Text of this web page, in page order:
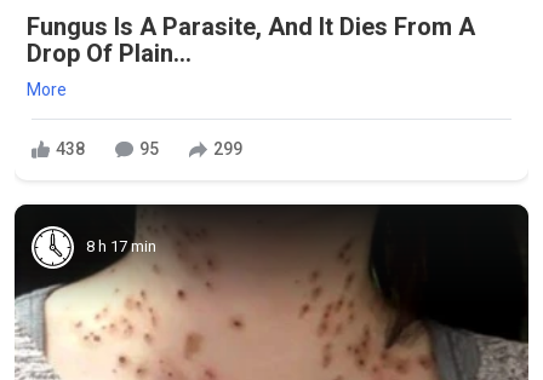
Fungus Is A Parasite, And It Dies From A
Drop Of Plain...
More
438 95 299
8 h 17 min